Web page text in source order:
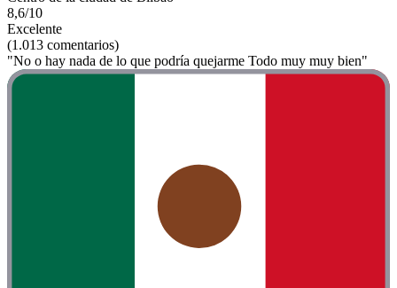
8,6/10
Excelente
(1.013 comentarios)
"No o hay nada de lo que podría quejarme Todo muy muy bien"